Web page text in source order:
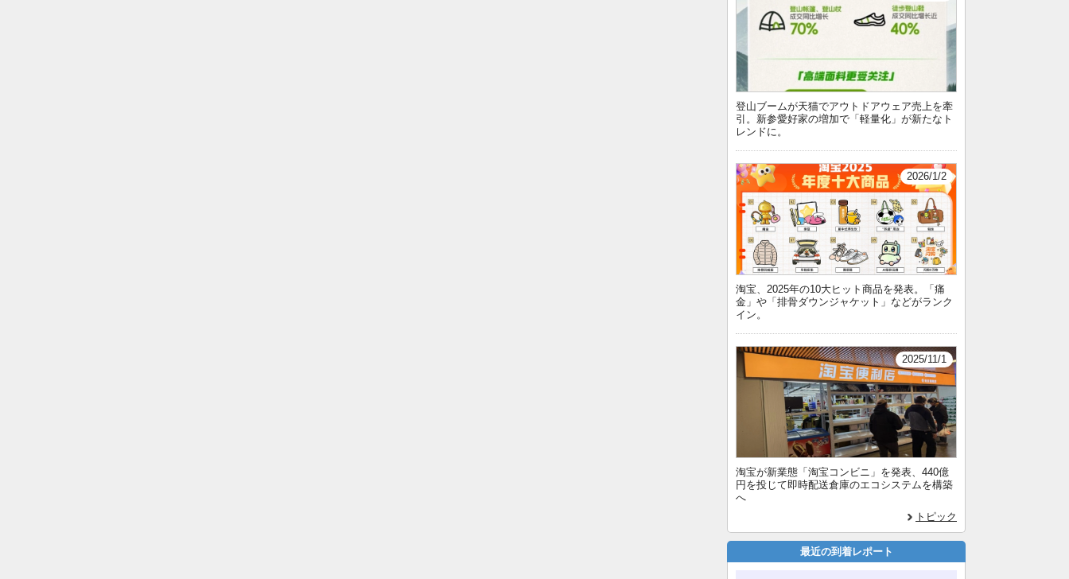
登山ブームが天猫でアウトドアウェア売上を牽
引。新参愛好家の増加で「軽量化」が新たなト
レンドに。
2026/1/2
淘宝、2025年の10大ヒット商品を発表。「痛
金」や「排骨ダウンジャケット」などがランク
イン。
2025/11/1
淘宝が新業態「淘宝コンビニ」を発表、440億
円を投じて即時配送倉庫のエコシステムを構築
へ
トピック
最近の到着レポート